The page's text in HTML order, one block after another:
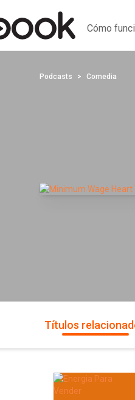
Cómo
Podcasts Comedia
Títulos